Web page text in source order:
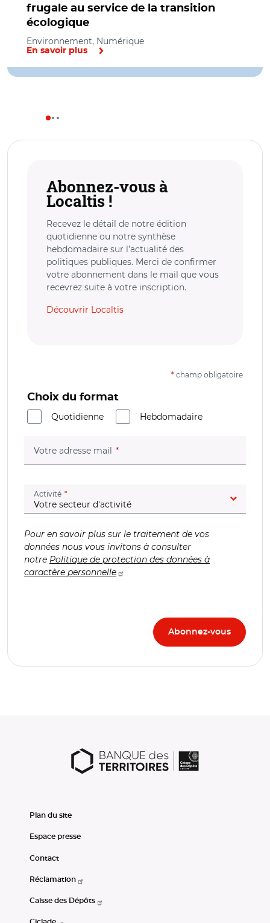
frugale au service de la transition
écologique
Environnement, Numérique
En savoir plus
Abonnez-vous à
Localtis !
Recevez le détail de notre édition
quotidienne ou notre synthèse
hebdomadaire sur l’actualité des
politiques publiques. Merci de confirmer
votre abonnement dans le mail que vous
recevrez suite à votre inscription.
Découvrir Localtis
* champ obligatoire
Choix du format
Quotidienne
Hebdomadaire
Votre adresse mail (champ obligatoire)
Activité (champ obligatoire)
Pour en savoir plus sur le traitement de vos
données nous vous invitons à consulter
notre Politique de protection des données à
caractère personnelle
Plan du site
Espace presse
Contact
Réclamation
Caisse des Dépôts